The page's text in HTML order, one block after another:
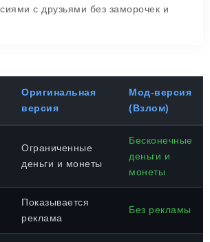
с друзьями без заморочек и
Оригинальная
версия
Мод-версия
(Взлом)
Ограниченные
деньги и монеты
Бесконечные
деньги и
монеты
Показывается
реклама
Без рекламы